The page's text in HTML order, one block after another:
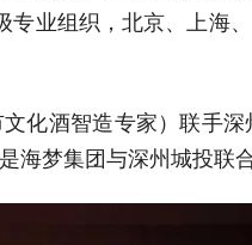
专业组织，北京、上海
化酒智造专家）联手
海梦集团与深州城投联